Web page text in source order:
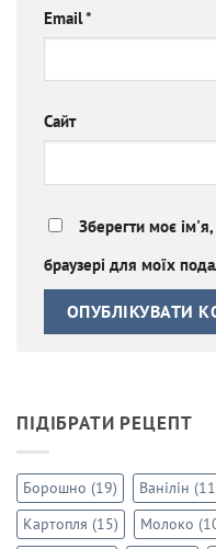
Email*
Сайт
Зберегти моє
браузері для моїх
ПІДІБРАТИ РЕЦЕПТ
Борошно (19) Ванілін
Картопля (15) Молоко